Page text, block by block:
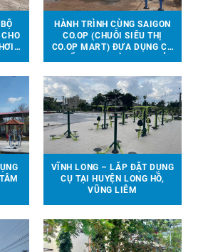
HÀNH TRÌNH CÙNG SAIGON
CO.OP (CHUỖI SIÊU THỊ
CO.OP MART) ĐƯA DỤNG CỤ
HỌC TẠI 6 TỈNH THÀNH
VĨNH LONG – LẮP ĐẶT DỤNG
CỤ TẠI HUYỆN LONG HỒ,
VŨNG LIÊM